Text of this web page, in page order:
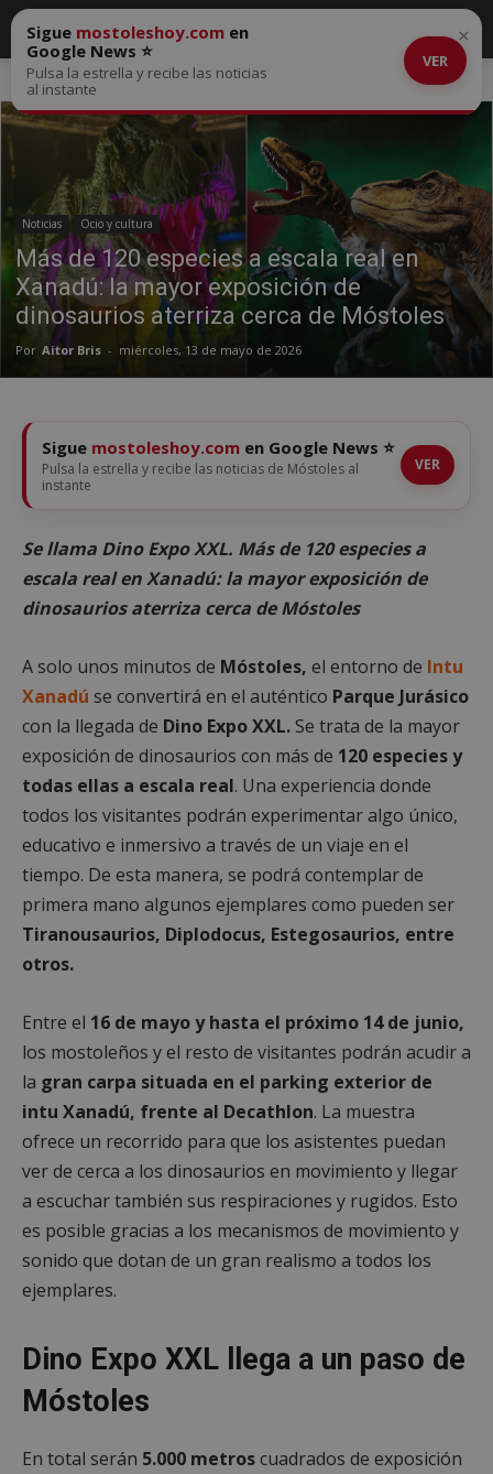
Inicio Noticias
Noticias Ocio y cultura
Más de 120 especies a escala real en
Xanadú: la mayor exposición de
dinosaurios aterriza cerca de Móstoles
Por Aitor Bris - miércoles, 13 de mayo de 2026
Sigue mostoleshoy.com en
Google News ⭐
Pulsa la estrella y recibe las noticias
al instante
VER
×
Sigue mostoleshoy.com en Google News ⭐
Pulsa la estrella y recibe las noticias de Móstoles al
instante
VER
Se llama Dino Expo XXL. Más de 120 especies a
escala real en Xanadú: la mayor exposición de
dinosaurios aterriza cerca de Móstoles
A solo unos minutos de Móstoles, el entorno de Intu
Xanadú se convertirá en el auténtico Parque Jurásico
con la llegada de Dino Expo XXL. Se trata de la mayor
exposición de dinosaurios con más de 120 especies y
todas ellas a escala real. Una experiencia donde
todos los visitantes podrán experimentar algo único,
educativo e inmersivo a través de un viaje en el
tiempo. De esta manera, se podrá contemplar de
primera mano algunos ejemplares como pueden ser
Tiranousaurios, Diplodocus, Estegosaurios, entre
otros.
Entre el 16 de mayo y hasta el próximo 14 de junio,
los mostoleños y el resto de visitantes podrán acudir a
la gran carpa situada en el parking exterior de
intu Xanadú, frente al Decathlon. La muestra
ofrece un recorrido para que los asistentes puedan
ver de cerca a los dinosaurios en movimiento y llegar
a escuchar también sus respiraciones y rugidos. Esto
es posible gracias a los mecanismos de movimiento y
sonido que dotan de un gran realismo a todos los
ejemplares.
Dino Expo XXL llega a un paso de
Móstoles
En total serán 5.000 metroscuadrados de exposición